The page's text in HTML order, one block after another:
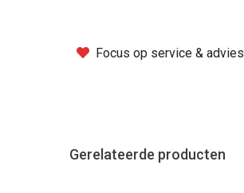
Focus op service & advies
Gerelateerde producten